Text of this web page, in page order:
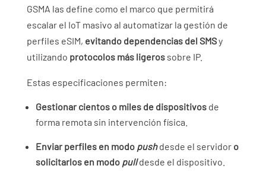
GSMA las define como el marco que permitirá
escalar el IoT masivo al automatizar la gestión de
perfiles eSIM, evitando dependencias del SMSy
utilizando protocolos más ligerossobre IP.
Estas especificaciones permiten:
Gestionar cientos o miles de dispositivosde
forma remota sin intervención física.
Enviar perfiles en modo pushdesde el servidor o
solicitarlos en modo pulldesde el dispositivo.